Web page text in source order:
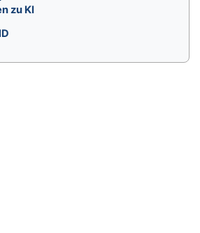
zu KI